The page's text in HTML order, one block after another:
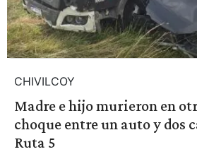
CHIVILCOY
Madre e hijo murieron en
choque entre un auto y dos
Ruta 5